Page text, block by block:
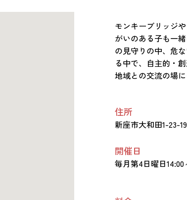
モンキーブリッジ
がいのある子も一
の見守りの中、危
る中で、自主的・
地域との交流の場に
住所
新座市大和田1-23-
開催日
毎月第4日曜日14:00